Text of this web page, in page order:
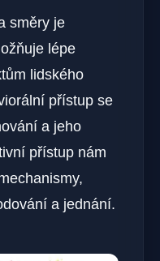
směry je
lépe
lidského
přístup se
a jeho
přístup nám
a jednání.